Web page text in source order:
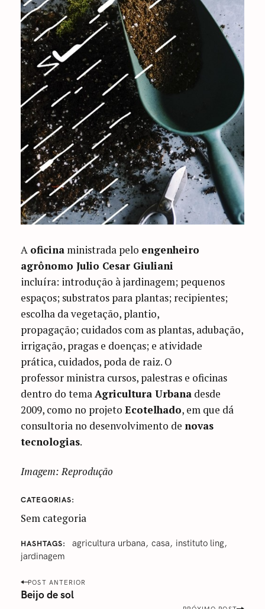
A oficina ministrada pelo engenheiro
agrônomo Julio Cesar Giuliani
incluíra: introdução à jardinagem; pequenos
espaços; substratos para plantas; recipientes;
escolha da vegetação, plantio,
propagação; cuidados com as plantas, adubação,
irrigação, pragas e doenças; e atividade
prática, cuidados, poda de raiz. O
professor ministra cursos, palestras e oficinas
dentro do temaAgricultura Urbana desde
2009, como no projetoEcotelhado, em que dá
consultoria no desenvolvimento denovas
tecnologias.
Imagem: Reprodução
CATEGORIAS
Sem categoria
HASHTAGS agricultura urbana casa
‎instituto ling
jardinagem
P
o
POST ANTERIOR
Beijo de sol